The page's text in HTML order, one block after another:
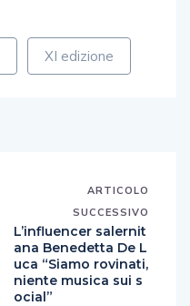
XI edizione
ARTICOLO
SUCCESSIVO
L’influencer salernit
ana Benedetta De L
uca “Siamo rovinati,
niente musica sui s
ocial”